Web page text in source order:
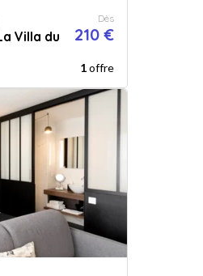
Villa du
Dès
210 €
1offre